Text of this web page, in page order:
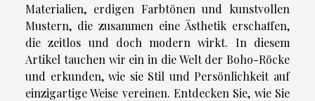
Materialien, erdigen Farbtönen und kunstvollen
Mustern, die zusammen eine Ästhetik erschaffen,
die zeitlos und doch modern wirkt. In diesem
Artikel tauchen wir ein in die Welt der Boho-Röcke
und erkunden, wie sie Stil und Persönlichkeit auf
einzigartige Weise vereinen. Entdecken Sie, wie Sie